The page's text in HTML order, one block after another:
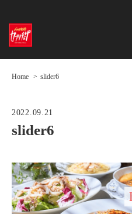
Home slider6
2022.09.21
slider6